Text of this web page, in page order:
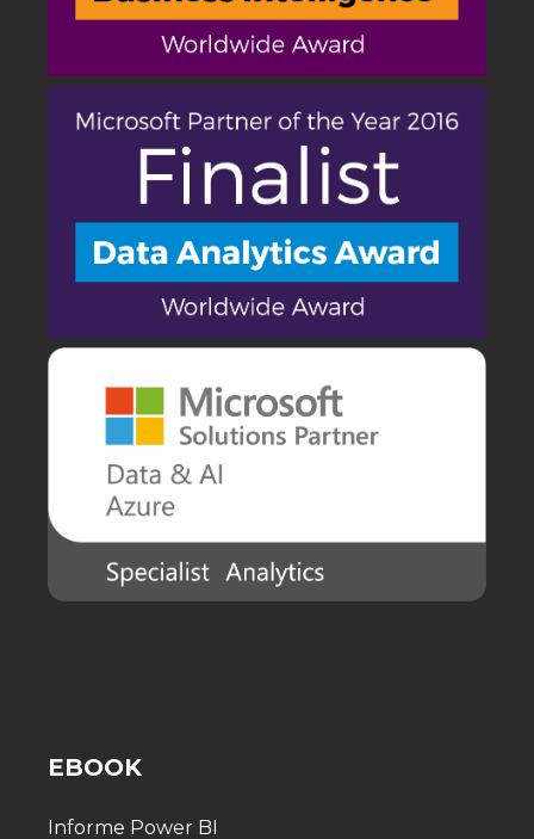
EBOOK
Informe Power BI